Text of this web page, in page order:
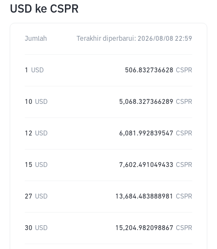
USD ke CSPR
Jumlah Terakhir diperbarui: 2026/08/08 22:59
1 USD 506.832736628 CSPR
10 USD 5,068.327366289 CSPR
12 USD 6,081.992839547 CSPR
15 USD 7,602.491049433 CSPR
27 USD 13,684.483888981 CSPR
30 USD 15,204.982098867 CSPR